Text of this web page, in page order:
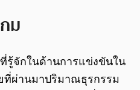
ม
ที่รู้จักในด้านการแข่งขันใน
ที่ผ่านมาปริมาณธุรกรรม